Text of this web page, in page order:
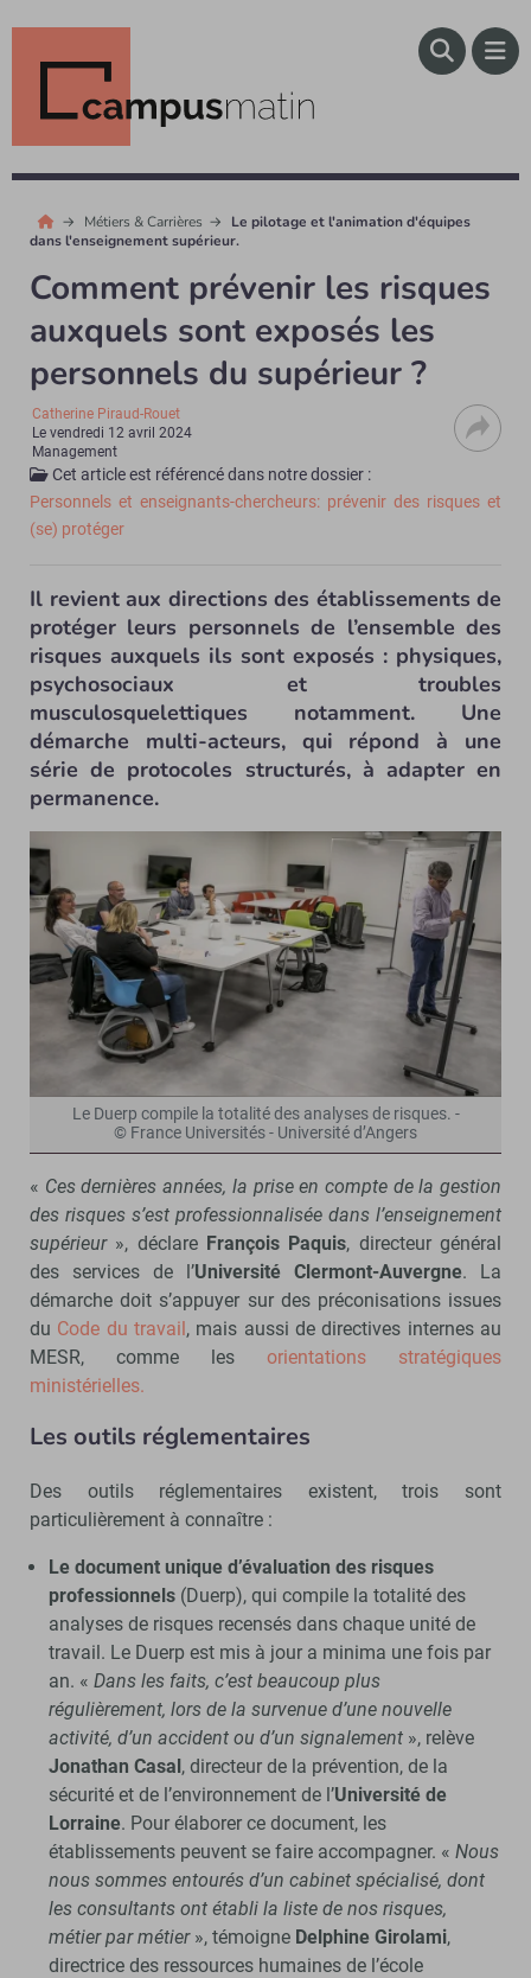
Métiers & Carrières
Le pilotage et l'animation d'équipes
dans l'enseignement supérieur.
Comment prévenir les risques
auxquels sont exposés les
personnels du supérieur ?
Catherine Piraud-Rouet
Levendredi 12 avril 2024
Management
Cet article est référencé dans notre dossier :
Personnels et enseignants-chercheurs: prévenir des risques et
(se) protéger
Il revient aux directions des établissements de
protéger leurs personnels de l’ensemble des
risques auxquels ils sont exposés : physiques,
psychosociaux et troubles
musculosquelettiques notamment. Une
démarche multi-acteurs, qui répond à une
série de protocoles structurés, à adapter en
permanence.
Le Duerp compile la totalité des analyses de risques. -
© France Universités - Université d’Angers
« Ces dernières années, la prise en compte de la gestion
des risques s’est professionnalisée dans l’enseignement
supérieur», déclare François Paquis, directeur général
des services de l’Université Clermont-Auvergne. La
démarche doit s’appuyer sur des préconisations issues
du Code du travail, mais aussi de directives internes au
MESR, comme les orientations stratégiques
ministérielles.
Les outils réglementaires
Des outils réglementaires existent, trois sont
particulièrement à connaître :
Le document unique d’évaluation des risques
professionnels(Duerp), qui compile la totalité des
analyses de risques recensés dans chaque unité de
travail. Le Duerp est mis à jour a minima une fois par
an. « Dans les faits, c’est beaucoup plus
régulièrement, lors de la survenue d’une nouvelle
activité, d’un accident ou d’un signalement», relève
Jonathan Casal, directeur de la prévention, de la
sécurité et de l’environnement de l’Université de
Lorraine. Pour élaborer ce document, les
établissements peuvent se faire accompagner. « Nous
nous sommes entourés d’un cabinet spécialisé, dont
les consultants ont établi la liste de nos risques,
métier par métier», témoigne Delphine Girolami,
directrice des ressources humaines de l’école